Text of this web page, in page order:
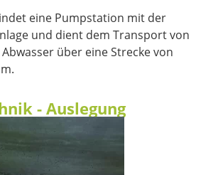
eine Pumpstation mit der
und dient dem Transport von
über eine Strecke von
- Auslegung